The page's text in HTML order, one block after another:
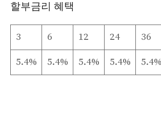
할부금리 혜택
3 6 12 24 36
5.4% 5.4% 5.4% 5.4% 5.4%